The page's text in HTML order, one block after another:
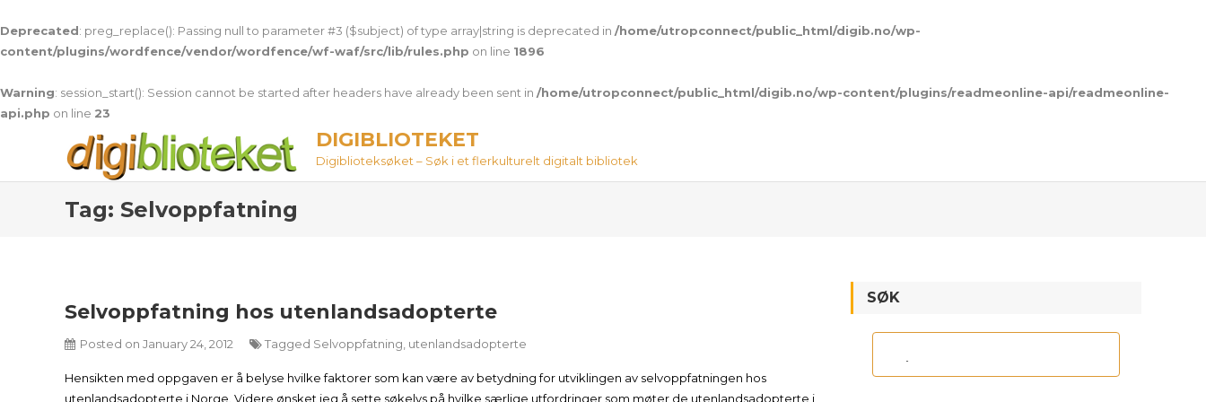
Deprecated: preg_replace(): Passing null to parameter #3 ($subject) of type array|string is deprecated in /home/utropconnect/public_html/digib.no/wp-
content/plugins/wordfence/vendor/wordfence/wf-waf/src/lib/rules.php on line 1896
Warning: session_start(): Session cannot be started after headers have already been sent in /home/utropconnect/public_html/digib.no/wp-content/plugins/readmeonline-api/readmeonline-
api.php on line 23
DIGIBLIOTEKET
Digiblioteksøket – Søk i et flerkulturelt digitalt bibliotek
Tag: Selvoppfatning
Selvoppfatning hos utenlandsadopterte
Posted on January 24, 2012 Tagged Selvoppfatning utenlandsadopterte
Hensikten med oppgaven er å belyse hvilke faktorer som kan være av betydning for utviklingen av selvoppfatningen hos
utenlandsadopterte i Norge. Videre ønsket jeg å sette søkelys på hvilke særlige utfordringer som møter de utenlandsadopterte i
SØK